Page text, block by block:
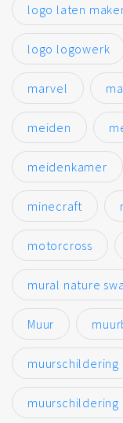
logo laten
logo logowerk
marvel
meiden
meidenkamer
minecraft
motorcross
mural nature
Muur
muurschildering